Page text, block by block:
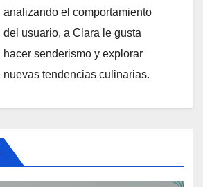
analizando el comportamiento
del usuario, a Clara le gusta
hacer senderismo y explorar
nuevas tendencias culinarias.